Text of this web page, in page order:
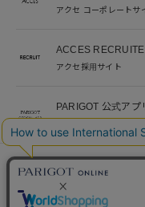
アクセ コーポレートサ
ACCES
アクセ採用サイト
PARIGOT 公式アプ
新着情報を、プッシュ
※当サイト掲載写真のオー